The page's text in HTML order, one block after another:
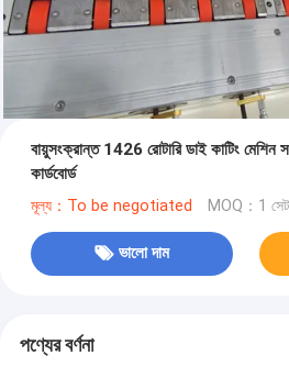
বায়ুসংক্রান্ত 1426 রোটারি ডাই কাটিং মেশিন
কার্ডবোর্ড
মূল্য：To be negotiated MOQ：1 সেট
ভালো দাম
পণ্যের বর্ণনা